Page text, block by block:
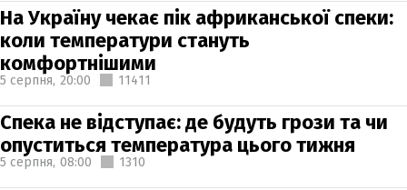
На Україну чекає пік африканської спеки:
коли температури стануть
комфортнішими
5 серпня, 20:00 11411
Спека не відступає: де будуть грози та чи
опуститься температура цього тижня
5 серпня, 08:00 1310